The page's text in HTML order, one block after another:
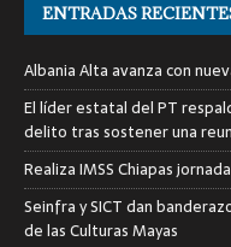
ENTRADAS
Albania Alta avanza con
El líder estatal del PT
delito tras sostener una
Realiza IMSS Chiapas
Seinfra y SICT dan
de las Culturas Mayas